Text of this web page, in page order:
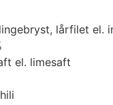
lårfilet el.
el. limesaft